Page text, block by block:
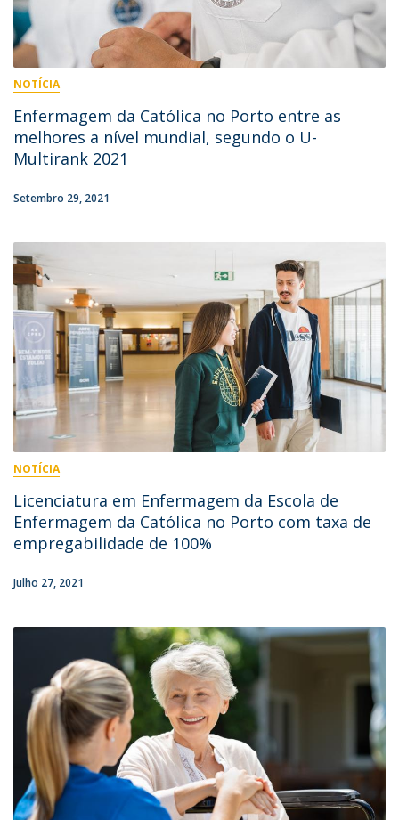
NOTÍCIA
Enfermagem da Católica no Porto entre as
melhores a nível mundial, segundo o U-
Multirank 2021
Setembro 29, 2021
NOTÍCIA
Licenciatura em Enfermagem da Escola de
Enfermagem da Católica no Porto com taxa de
empregabilidade de 100%
Julho 27, 2021